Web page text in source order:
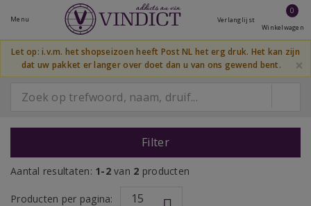
Menu Verlanglijst
0
Winkelwagen
Let op: i.v.m. het shopseizoen heeft Post NL het erg druk. Het kan zijn
dat uw pakket er langer over doet dan u van ons gewend bent.
×
Filter
Aantal resultaten: 1-2van 2 producten
Producten per pagina: